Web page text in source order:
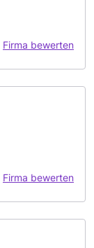
Firma bewerten
Firma bewerten